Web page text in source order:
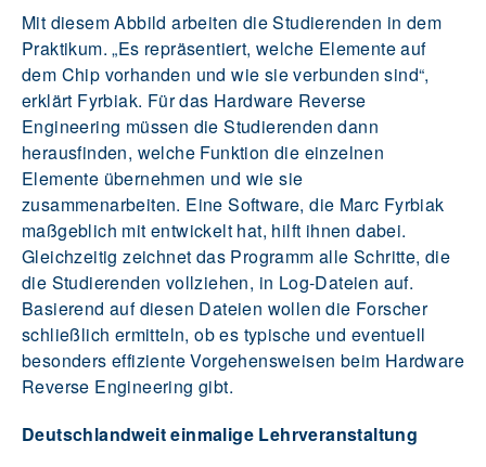
Mit diesem Abbild arbeiten die Studierenden in dem
Praktikum. „Es repräsentiert, welche Elemente auf
dem Chip vorhanden und wie sie verbunden sind“,
erklärt Fyrbiak. Für das Hardware Reverse
Engineering müssen die Studierenden dann
herausfinden, welche Funktion die einzelnen
Elemente übernehmen und wie sie
zusammenarbeiten. Eine Software, die Marc Fyrbiak
maßgeblich mit entwickelt hat, hilft ihnen dabei.
Gleichzeitig zeichnet das Programm alle Schritte, die
die Studierenden vollziehen, in Log-Dateien auf.
Basierend auf diesen Dateien wollen die Forscher
schließlich ermitteln, ob es typische und eventuell
besonders effiziente Vorgehensweisen beim Hardware
Reverse Engineering gibt.
Deutschlandweit einmalige Lehrveranstaltung